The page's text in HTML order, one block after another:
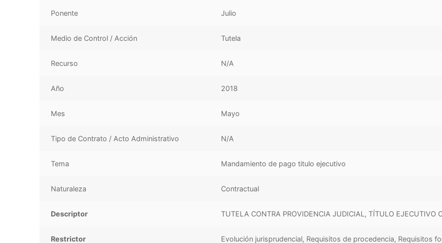
Ponente Julio
Medio de Control / Acción Tutela
Recurso N/A
Año 2018
Mes Mayo
Tipo de Contrato / Acto Administrativo N/A
Tema Mandamiento de pago titulo ejecutivo
Naturaleza Contractual
Descriptor TUTELA CONTRA PROVIDENCIA JUDICIAL, TÍTULO EJECUTIVO
Restrictor Evolución jurisprudencial, Requisitos de procedencia, Requisitos